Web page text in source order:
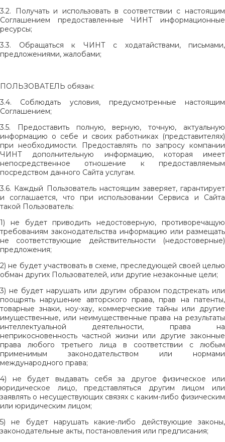
3.2. Получать и использовать в соответствии с настоящим
Соглашением предоставленные ЧИНТ информационные
ресурсы;
3.3. Обращаться к ЧИНТ с ходатайствами, письмами,
предложениями, жалобами;
ПОЛЬЗОВАТЕЛЬ обязан:
3.4. Соблюдать условия, предусмотренные настоящим
Соглашением;
3.5. Предоставить полную, верную, точную, актуальную
информацию о себе и своих работниках (представителях)
при необходимости. Предоставлять по запросу компании
ЧИНТ дополнительную информацию, которая имеет
непосредственное отношение к предоставляемым
посредством данного Сайта услугам.
3.6. Каждый Пользователь настоящим заверяет, гарантирует
и соглашается, что при использовании Сервиса и Сайта
такой Пользователь:
1) не будет приводить недостоверную, противоречащую
требованиям законодательства информацию или размещать
не соответствующие действительности (недостоверные)
предложения;
2) не будет участвовать в схеме, преследующей своей целью
обман других Пользователей, или другие незаконные цели;
3) не будет нарушать или другим образом подстрекать или
поощрять нарушение авторского права, прав на патенты,
товарные знаки, ноу-хау, коммерческие тайны или другие
имущественные, или неимущественные права на результаты
интеллектуальной деятельности, права на
неприкосновенность частной жизни или другие законные
права любого третьего лица в соответствии с любым
применимым законодательством или нормами
международного права;
4) не будет выдавать себя за другое физическое или
юридическое лицо, представляться другим лицом или
заявлять о несуществующих связях с каким-либо физическим
или юридическим лицом;
5) не будет нарушать какие-либо действующие законы,
законодательные акты, постановления или предписания;